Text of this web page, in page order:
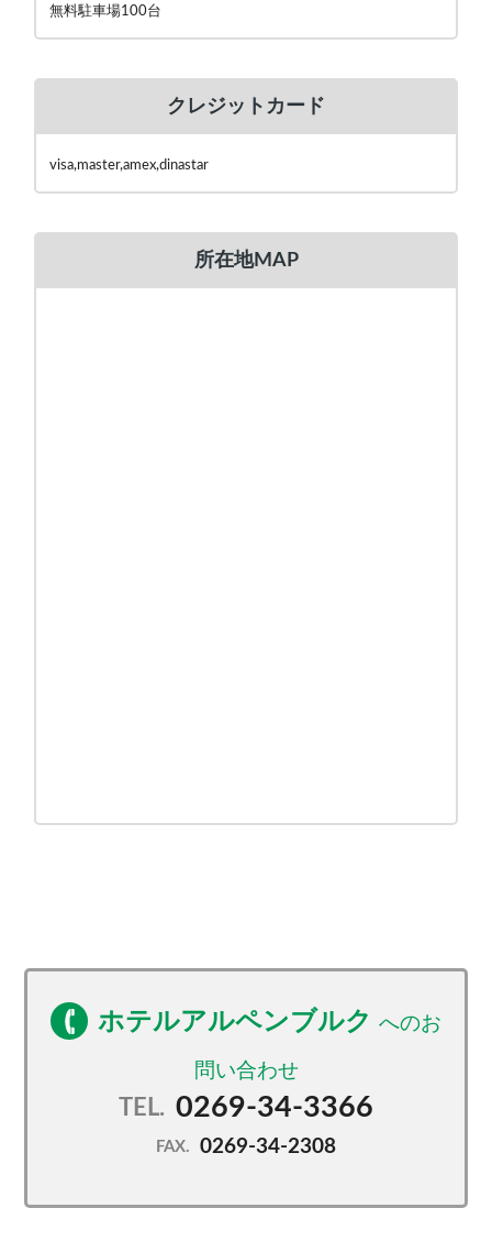
無料駐車場100台
クレジットカード
visa,master,amex,dinastar
所在地MAP
ホテルアルペンブルク
TEL. 0269-34-3366
FAX. 0269-34-2308